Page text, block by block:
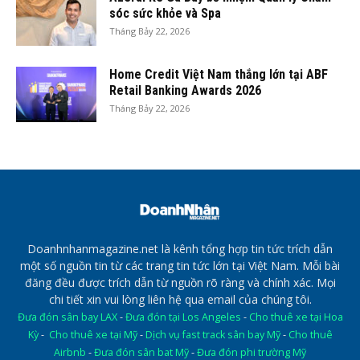
sóc sức khỏe và Spa
Tháng Bảy 22, 2026
Home Credit Việt Nam thắng lớn tại ABF
Retail Banking Awards 2026
Tháng Bảy 22, 2026
Doanhnhanmagazine.net là kênh tổng hợp tin tức trích dẫn
một số nguồn tin từ các trang tin tức lớn tại Việt Nam. Mỗi bài
đăng đều được trích dẫn từ nguồn rõ ràng và chính xác. Mọi
chi tiết xin vui lòng liên hệ qua email của chúng tôi.
Đưa đón sân bay LAX-Đưa đón tại Los Angeles - Cho thuê xe tại Hoa
Kỳ- Cho thuê xe tại Mỹ- Dịch vụ fast track sân bay Mỹ- Cho thuê
Airbnb -Đưa đón sân bat Mỹ-Đưa đón phi trường Mỹ